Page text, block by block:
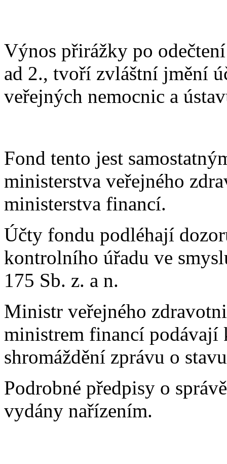
Výnos přirážky po
ad 2., tvoří zvláštní jmění
veřejných nemocnic a
Fond tento jest
ministerstva veřejného
ministerstva financí.
Účty fondu podléhají
kontrolního úřadu ve
175 Sb. z. a n.
Ministr veřejného
ministrem financí podávají
shromáždění zprávu o
Podrobné předpisy o
vydány nařízením.